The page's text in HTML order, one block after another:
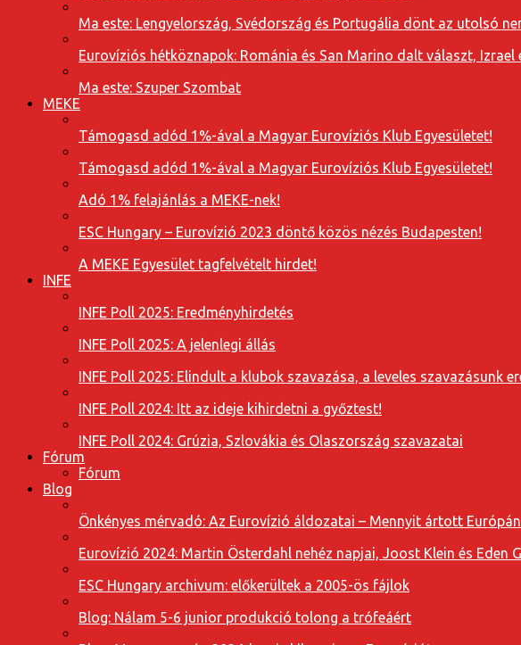
Ma este: Lengyelország, Svédország és Portugália dönt az utolsó
Eurovíziós hétköznapok: Románia és San Marino dalt választ,
Ma este: Szuper Szombat
MEKE
Támogasd adód 1%-ával a Magyar Eurovíziós Klub Egyesületet!
Támogasd adód 1%-ával a Magyar Eurovíziós Klub Egyesületet!
Adó 1% felajánlás a MEKE-nek!
ESC Hungary – Eurovízió 2023 döntő közös nézés Budapesten!
A MEKE Egyesület tagfelvételt hirdet!
INFE
INFE Poll 2025: Eredményhirdetés
INFE Poll 2025: A jelenlegi állás
INFE Poll 2025: Elindult a klubok szavazása, a leveles szavazásunk
INFE Poll 2024: Itt az ideje kihirdetni a győztest!
INFE Poll 2024: Grúzia, Szlovákia és Olaszország szavazatai
Fórum
Fórum
Blog
Önkényes mérvadó: Az Eurovízió áldozatai – Mennyit ártott
Eurovízió 2024: Martin Österdahl nehéz napjai, Joost Klein és Eden
ESC Hungary archivum: előkerültek a 2005-ös fájlok
Blog: Nálam 5-6 junior produkció tolong a trófeáért